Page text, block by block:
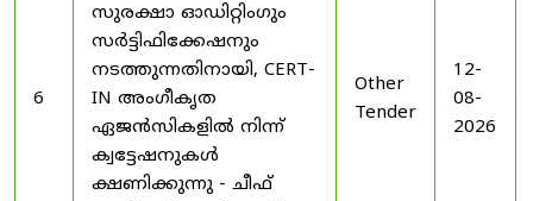
6
സുരക്ഷാ ഓഡിറ്റിംഗും
സർട്ടിഫിക്കേഷനും
നടത്തുന്നതിനായി, CERT-
IN അംഗീകൃത
ഏജൻസികളിൽ നിന്ന്
ക്വട്ടേഷനുകൾ
ക്ഷണിക്കുന്നു - ചീഫ്
Other
Tender
12-
08-
2026